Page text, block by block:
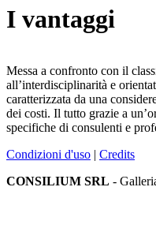
I vantaggi
Messa a confronto con il
all’interdisciplinarità e
caratterizzata da una
dei costi. Il tutto grazie a
specifiche di consulenti e
Condizioni d'uso | Credits
CONSILIUM SRL -